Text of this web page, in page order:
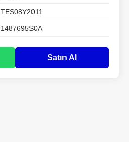
TES08Y2011
1487695S0A
Satın Al